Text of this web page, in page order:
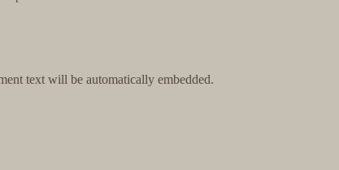
text will be automatically embedded.